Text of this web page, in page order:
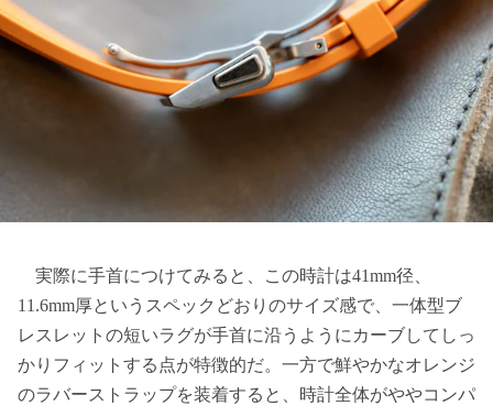
実際に手首につけてみると、この時計は41mm径、
11.6mm厚というスペックどおりのサイズ感で、一体型ブ
レスレットの短いラグが手首に沿うようにカーブしてしっ
かりフィットする点が特徴的だ。一方で鮮やかなオレンジ
のラバーストラップを装着すると、時計全体がややコンパ